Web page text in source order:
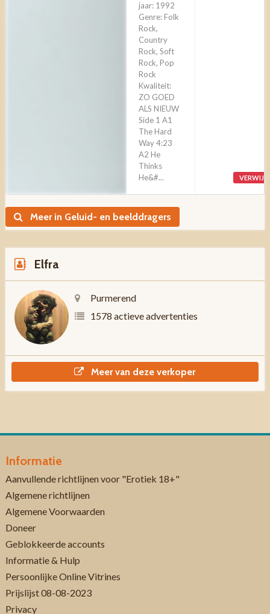
jaar: 1992
Genre: Folk
Rock,
Country
Rock, Soft
Rock, Pop
Rock
Kwaliteit:
ZO GOED
ALS NIEUW
Side 1 A1
The Hard
Way 4:23
A2 He
Thinks
He&#...
Meer in Geluid- en beelddragers
Elfra
Purmerend
1578 actieve advertenties
Meer van deze verkoper
Informatie
Aanvullende richtlijnen voor "Erotiek 18+"
Algemene richtlijnen
Algemene Voorwaarden
Doneer
Geblokkeerde accounts
Informatie & Hulp
Persoonlijke Online Vitrines
Prijslijst 08-08-2023
Privacy